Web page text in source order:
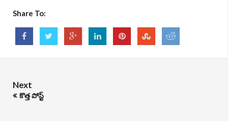
Share To:
Next
కొత్త పోస్ట్